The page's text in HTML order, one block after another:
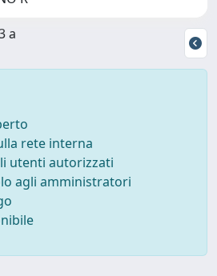
a
rete interna
utenti autorizzati
agli amministratori